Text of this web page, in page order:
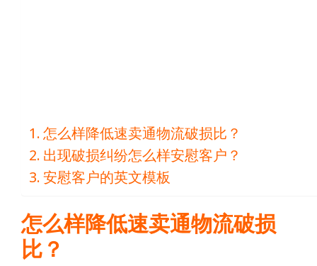
怎么样降低速卖通物流破损比？
出现破损纠纷怎么样安慰客户？
安慰客户的英文模板
怎么样降低速卖通物流破损
比？